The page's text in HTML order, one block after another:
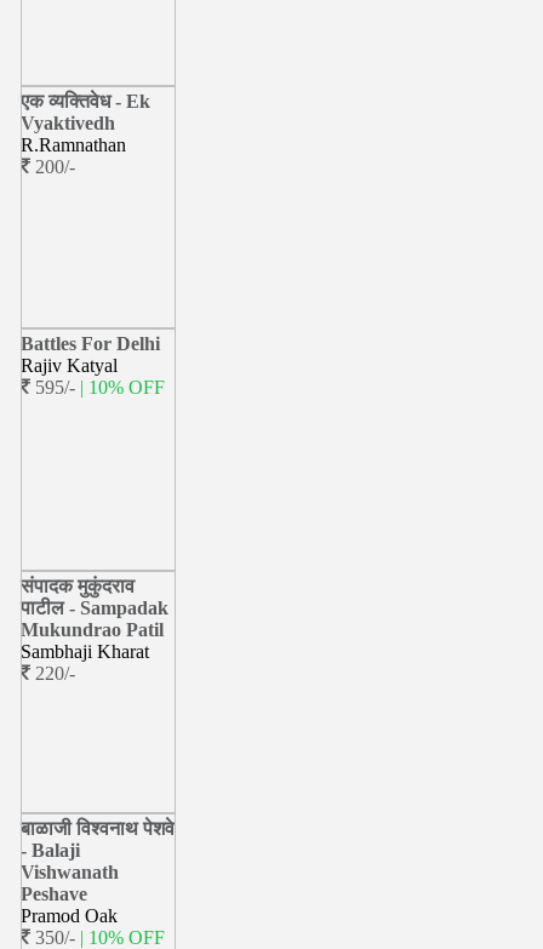
एक व्यक्तिवेध - Ek
Vyaktivedh
R.Ramnathan
200/-
Battles For Delhi
Rajiv Katyal
595/- | 10% OFF
संपादक मुकुंदराव
पाटील - Sampadak
Mukundrao Patil
Sambhaji Kharat
220/-
बाळाजी विश्वनाथ पेशवे
- Balaji
Vishwanath
Peshave
Pramod Oak
350/- | 10% OFF